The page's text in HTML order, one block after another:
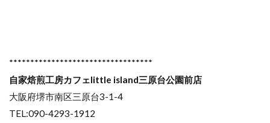
**********************************
自家焙煎工房カフェlittle island三原台公園前店
大阪府堺市南区三原台3-1-4
TEL:090-4293-1912